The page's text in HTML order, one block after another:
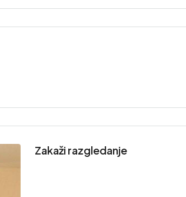
Zakaži razgledanje